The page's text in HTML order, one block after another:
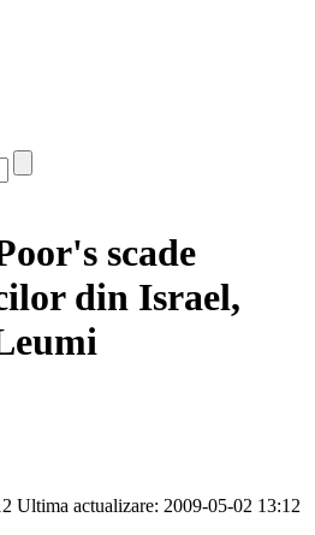
scade
din Israel,
Ultima actualizare: 2009-05-02 13:12